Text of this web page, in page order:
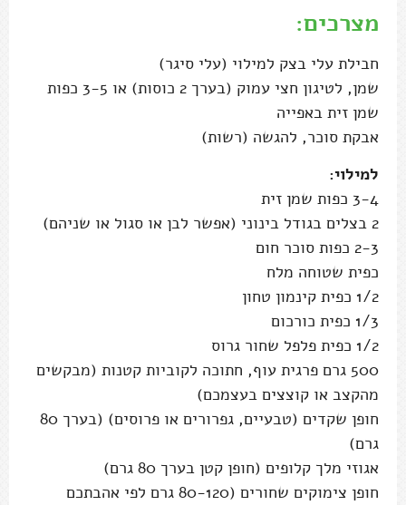
מצרכים:
חבילת עלי בצק למילוי (עלי סיגר)
שמן, לטיגון חצי עמוק (בערך 2 כוסות) או 3-5 כפות
שמן זית באפייה
אבקת סוכר, להגשה (רשות)
למילוי:
3-4 כפות שמן זית
2 בצלים בגודל בינוני (אפשר לבן או סגול או שניהם)
2-3 כפות סוכר חום
כפית שטוחה מלח
1/2 כפית קינמון טחון
1/3 כפית כורכום
1/2 כפית פלפל שחור גרוס
500 גרם פרגית עוף, חתוכה לקוביות קטנות (מבקשים
מהקצב או קוצצים בעצמכם)
חופן שקדים (טבעיים, גפרורים או פרוסים) (בערך 80
גרם)
אגוזי מלך קלופים (חופן קטן בערך 80 גרם)
חופן צימוקים שחורים (80-120 גרם לפי אהבתכם